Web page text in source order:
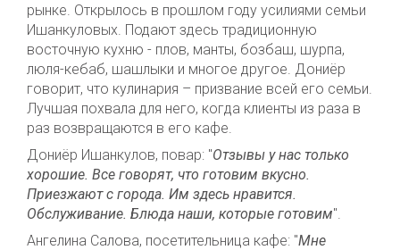
рынке. Открылось в прошлом году усилиями семьи
Ишанкуловых. Подают здесь традиционную
восточную кухню - плов, манты, бозбаш, шурпа,
люля-кебаб, шашлыки и многое другое. Дониёр
говорит, что кулинария – призвание всей его семьи
Лучшая похвала для него, когда клиенты из раза в
раз возвращаются в его кафе.
Дониёр Ишанкулов, повар: "Отзывы у нас только
хорошие. Все говорят, что готовим вкусно.
Приезжают с города. Им здесь нравится.
Обслуживание. Блюда наши, которые готовим".
Ангелина Салова, посетительница кафе: "Мне